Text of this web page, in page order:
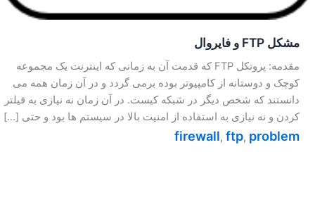
مشکل FTP و فایروال
مقدمه: پروتکل FTP که قدمت آن به زمانی که اینترنت یک مجموعه
کوچک و دوستانه از کامپیوتر بوده برمی گردد و در آن زمان همه می
دانستند که شخص دیگر در شبکه کیست. در آن زمان نه نیازی به فیلتر
کردن و نه نیازی به استفاده از امنیت بالا در سیستم ها بود و حتی […]
firewall,ftp, problem